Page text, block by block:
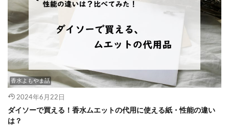
香水よもやま話
2024年6月22日
ダイソーで買える！香水ムエットの代用に使える紙・性能の違い
は？